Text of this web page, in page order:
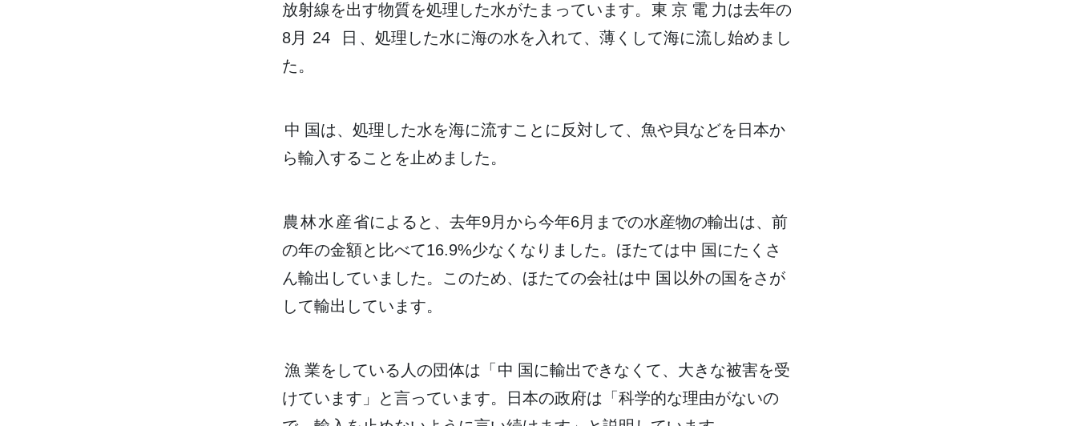
放射線を出す物質を処理 した水がたまっています。 東京電力は去年の
8月 24日 、 処理 した水に海の水を 入 れて、 薄 くして海に流し始めまし
た。
中国は、 処理 した水を海に流すことに 反対して、 魚や 貝などを 日本か
ら輸入することを 止めました。
農林水産省によると、 去年9月 から今年6月 までの水産物の輸出は、 前
の年の金額と 比べて16.9%少なくなりました。ほたては中国 にたくさ
ん輸出 していました。このため、ほたての会社は中国 以外の国 をさが
して輸出 しています。
漁業をしている 人の団体は「 中国 に輸出できなくて、 大きな被害を受
けています」と言っています。 日本の政府は「 科学的な理由がないの